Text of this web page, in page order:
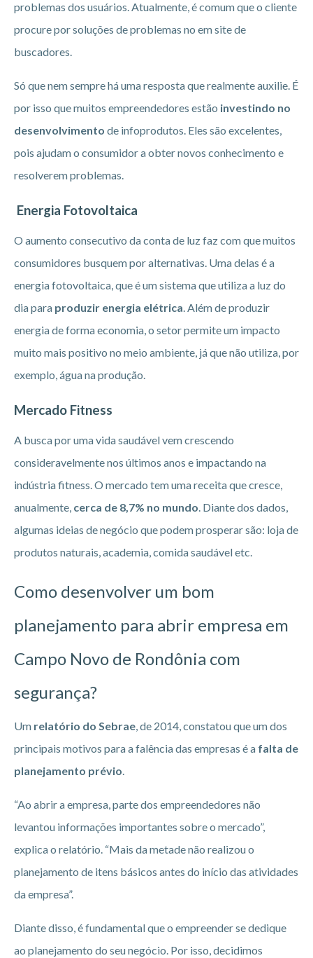
problemas dos usuários. Atualmente, é comum que o cliente
procure por soluções de problemas no em site de
buscadores.
Só que nem sempre há uma resposta que realmente auxilie. É
por isso que muitos empreendedores estão investindo no
desenvolvimento de infoprodutos. Eles são excelentes,
pois ajudam o consumidor a obter novos conhecimento e
resolverem problemas.
Energia Fotovoltaica
O aumento consecutivo da conta de luz faz com que muitos
consumidores busquem por alternativas. Uma delas é a
energia fotovoltaica, que é um sistema que utiliza a luz do
dia para produzir energia elétrica. Além de produzir
energia de forma economia, o setor permite um impacto
muito mais positivo no meio ambiente, já que não utiliza, por
exemplo, água na produção.
Mercado Fitness
A busca por uma vida saudável vem crescendo
consideravelmente nos últimos anos e impactando na
indústria fitness. O mercado tem uma receita que cresce,
anualmente, cerca de 8,7% no mundo. Diante dos dados,
algumas ideias de negócio que podem prosperar são: loja de
produtos naturais, academia, comida saudável etc.
Como desenvolver um bom
planejamento para abrir empresa em
Campo Novo de Rondônia com
segurança?
Um relatório do Sebrae, de 2014, constatou que um dos
principais motivos para a falência das empresas é a falta de
planejamento prévio.
“Ao abrir a empresa, parte dos empreendedores não
levantou informações importantes sobre o mercado”,
explica o relatório. “Mais da metade não realizou o
planejamento de itens básicos antes do início das atividades
da empresa”.
Diante disso, é fundamental que o empreender se dedique
ao planejamento do seu negócio. Por isso, decidimos